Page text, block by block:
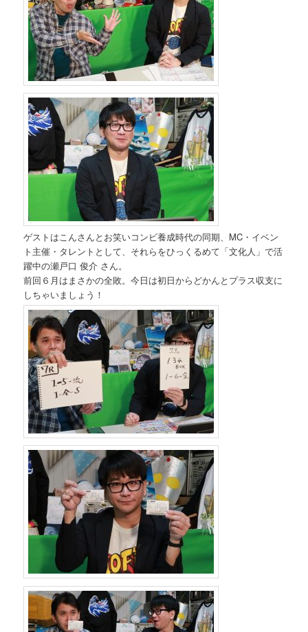
ゲストはこんさんとお笑いコンビ養成時代の同期、MC・イベン
ト主催・タレントとして、それらをひっくるめて「文化人」で活
躍中の瀬戸口 俊介 さん。
前回６月はまさかの全敗。今日は初日からどかんとプラス収支に
しちゃいましょう！